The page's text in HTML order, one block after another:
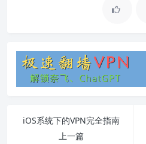
iOS系统下的VPN完全指南
上一篇